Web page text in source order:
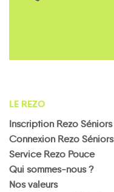
LE REZO
Inscription Rezo Séniors
Connexion Rezo Séniors
Service Rezo Pouce
Qui sommes-nous ?
Nos valeurs